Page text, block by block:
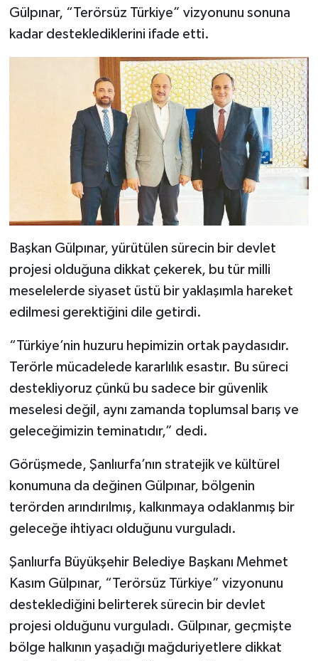
Gülpınar, “Terörsüz Türkiye” vizyonunu sonuna
kadar desteklediklerini ifade etti.
Başkan Gülpınar, yürütülen sürecin bir devlet
projesi olduğuna dikkat çekerek, bu tür milli
meselelerde siyaset üstü bir yaklaşımla hareket
edilmesi gerektiğini dile getirdi.
“Türkiye’nin huzuru hepimizin ortak paydasıdır.
Terörle mücadelede kararlılık esastır. Bu süreci
destekliyoruz çünkü bu sadece bir güvenlik
meselesi değil, aynı zamanda toplumsal barış ve
geleceğimizin teminatıdır,” dedi.
Görüşmede, Şanlıurfa’nın stratejik ve kültürel
konumuna da değinen Gülpınar, bölgenin
terörden arındırılmış, kalkınmaya odaklanmış bir
geleceğe ihtiyacı olduğunu vurguladı.
Şanlıurfa Büyükşehir Belediye Başkanı Mehmet
Kasım Gülpınar, “Terörsüz Türkiye” vizyonunu
desteklediğini belirterek sürecin bir devlet
projesi olduğunu vurguladı. Gülpınar, geçmişte
bölge halkının yaşadığı mağduriyetlere dikkat